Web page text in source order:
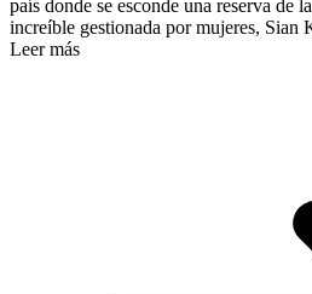
país donde se esconde una reserva de
increíble gestionada por mujeres, Sian
Leer más